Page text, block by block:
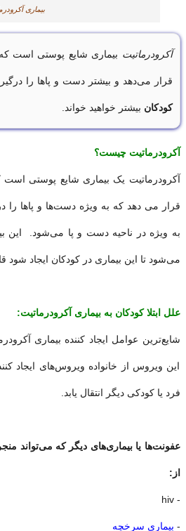
بیماری
آکرودرماتیت
قرار می‌دهد و بیشتر دست‌ و پاها را
کودکان بیشتر خواهید خواند.
آکرودرماتیت چیست؟
قرار می دهد که به ویژه دست‌ها و پاها را
به ویژه در ناحیه دست و پا می‌شود. این
می‌شود تا این بیماری در کودکان ایجاد شود
علل ابتلا کودکان به بیماری آکرودرماتیت:
این ویروس از خانواده ویروس‌های ایجاد
فرد یا کودکی دیگر انتقال یابد.
عفونت‌ها یا بیماری‌های دیگر که می‌تواند
از:
- hiv
- بیماری سرخچه